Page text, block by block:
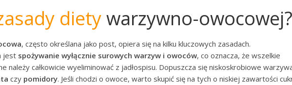
dietywarzywno-owocowej?
, często określana jako post, opiera się na kilku kluczowych zasadach.
jest spożywanie wyłącznie surowych warzyw i owoców, co oznacza, że wszelkie
należy całkowicie wyeliminować z jadłospisu. Dopuszcza się niskoskrobiowe
czy pomidory. Jeśli chodzi o owoce, warto skupić się na tych o niskiej zawartości